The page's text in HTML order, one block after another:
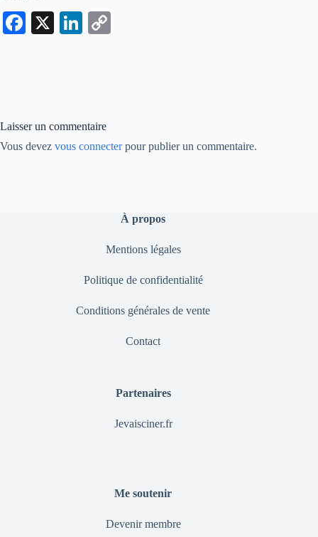
Fa
X
Li
Laisser un commentaire
Vous devez vous connecterpour publier un commentaire.
À propos
Mentions légales
Politique de confidentialité
Conditions générales de vente
Contact
Partenaires
Jevaisciner.fr
Me soutenir
Devenir membre